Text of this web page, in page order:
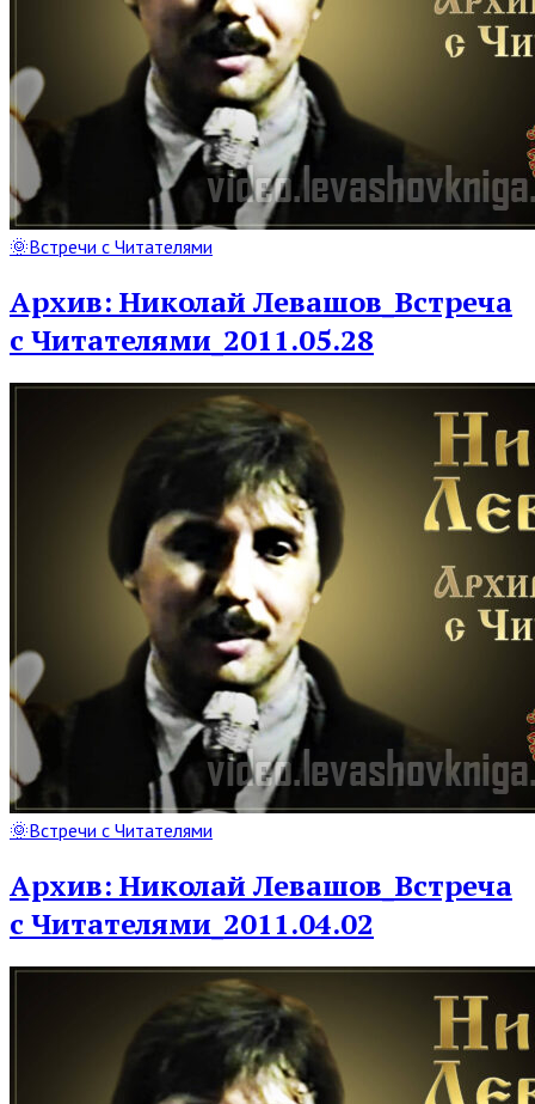
Read
Post
🌞Встречи с Читателями
Архив: Николай Левашов_Встреча
с Читателями_2011.05.28
Read
Post
🌞Встречи с Читателями
Архив: Николай Левашов_Встреча
с Читателями_2011.04.02